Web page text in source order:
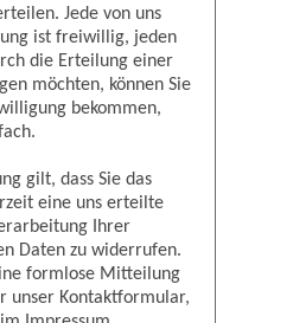
Jede von uns
ist freiwillig, jeden
die Erteilung einer
möchten, können Sie
bekommen,
gilt, dass Sie das
eine uns erteilte
Ihrer
Daten zu widerrufen.
formlose Mitteilung
unser Kontaktformular,